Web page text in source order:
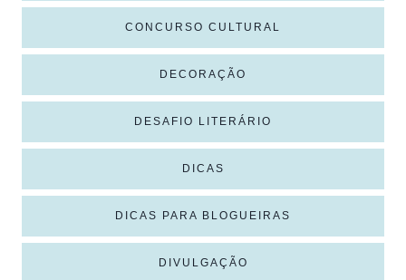
CONCURSO CULTURAL
DECORAÇÃO
DESAFIO LITERÁRIO
DICAS
DICAS PARA BLOGUEIRAS
DIVULGAÇÃO